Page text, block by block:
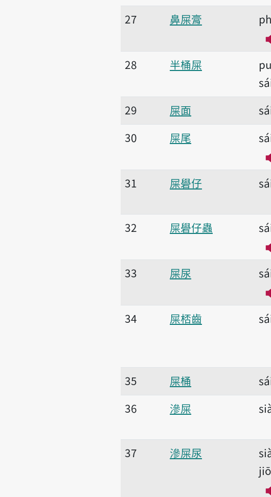
27
鼻屎膏
28 半桶屎
29 屎面
30
屎尾
31
屎礐仔
32
屎礐仔蟲
33 屎尿
34 屎桮齒
35
屎桶
36
滲屎
37
滲屎尿